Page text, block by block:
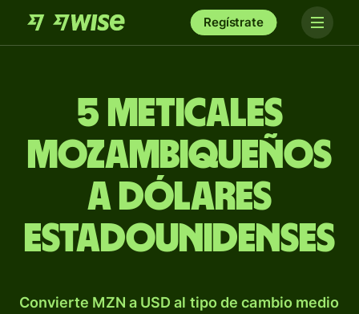
Regístrate
5 meticales
mozambiqueños
a dólares
estadounidenses
Convierte MZN a USD al tipo de cambio medio